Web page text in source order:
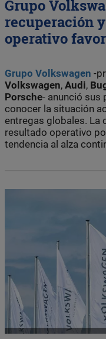
Grupo
recuperación
operativo
Grupo Volkswagen -
Volkswagen, Audi,
Porsche- anunció sus
conocer la situación
entregas globales. La
resultado operativo
tendencia al alza